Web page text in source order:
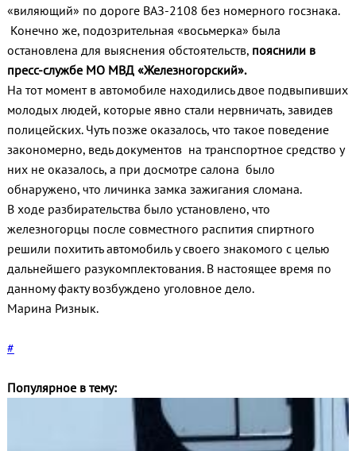
«виляющий» по дороге ВАЗ-2108 без номерного госзнака.
Конечно же, подозрительная «восьмерка» была
остановлена для выяснения обстоятельств, пояснили в
пресс-службе МО МВД «Железногорский».
На тот момент в автомобиле находились двое подвыпивших
молодых людей, которые явно стали нервничать, завидев
полицейских. Чуть позже оказалось, что такое поведение
закономерно, ведь документов на транспортное средство у
них не оказалось, а при досмотре салона было
обнаружено, что личинка замка зажигания сломана.
В ходе разбирательства было установлено, что
железногорцы после совместного распития спиртного
решили похитить автомобиль у своего знакомого с целью
дальнейшего разукомплектования. В настоящее время по
данному факту возбуждено уголовное дело.
Марина Ризнык.
#
Популярное в тему: